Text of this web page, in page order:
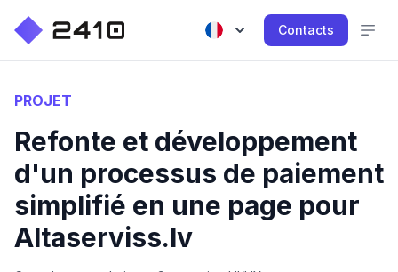
Contacts
PROJET
Refonte et développement
d'un processus de paiement
simplifié en une page pour
Altaserviss.lv